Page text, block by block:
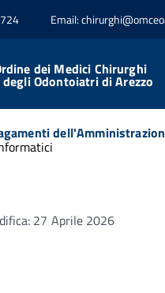
Email:
dei Medici Chirurghi
degli Odontoiatri di Arezzo
27 Aprile 2026